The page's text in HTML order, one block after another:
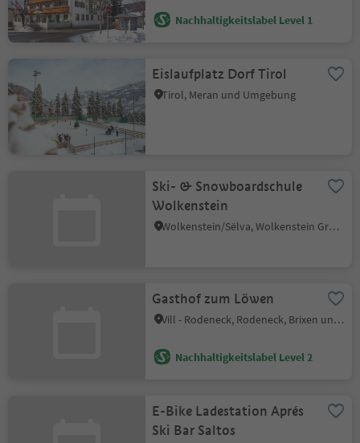
Nachhaltigkeitslabel Level 1
Eislaufplatz Dorf Tirol
Tirol, Meran und Umgebung
Ski- & Snowboardschule
Wolkenstein
Wolkenstein/Sëlva, Wolkenstein Gröden, Dolomitenregion Gröden
Gasthof zum Löwen
Vill - Rodeneck, Rodeneck, Brixen und Umgebung
Nachhaltigkeitslabel Level 2
E-Bike Ladestation Aprés
Ski Bar Saltos